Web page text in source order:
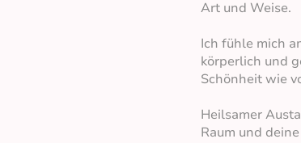
Art und Weise.
Ich fühle mich
körperlich und
Schönheit wie
Heilsamer
Raum und